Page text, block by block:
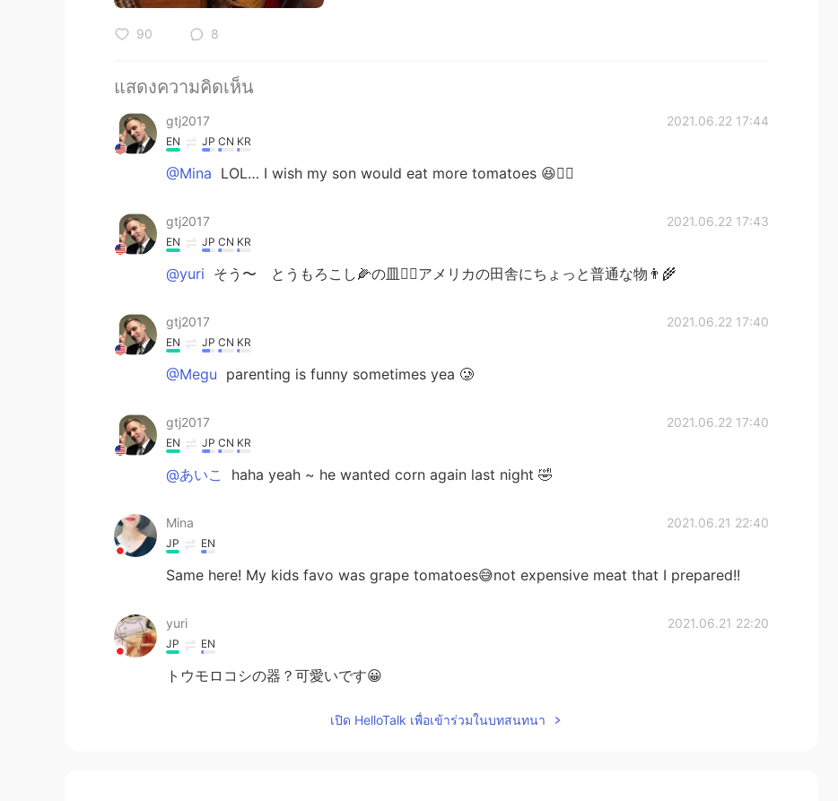
90 8
แสดงความคิดเห็น
gtj2017 2021.06.22 17:44
EN JP CN KR
@Mina LOL… I wish my son would eat more tomatoes 😆👍🏻
gtj2017 2021.06.22 17:43
EN JP CN KR
@yuri そう〜 とうもろこし🌽の皿👍🏻アメリカの田舎にちょっと普通な物👨‍🌾
gtj2017 2021.06.22 17:40
EN JP CN KR
@Megu parenting is funny sometimes yea 🥲
gtj2017 2021.06.22 17:40
EN JP CN KR
@あいこ haha yeah ~ he wanted corn again last night 🤣
Mina 2021.06.21 22:40
JP EN
Same here! My kids favo was grape tomatoes😅not expensive meat that I prepared!!
yuri 2021.06.21 22:20
JP EN
トウモロコシの器？可愛いです😀
เปิด HelloTalk เพื่อเข้าร่วมในบทสนทนา